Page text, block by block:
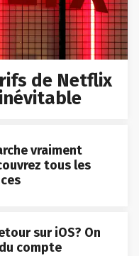
de Netflix
vraiment
tous les
sur iOS? On
compte